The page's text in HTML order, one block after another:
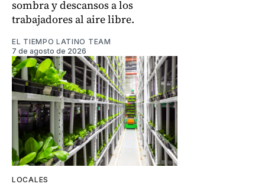
sombra y descansos a los
trabajadores al aire libre.
EL TIEMPO LATINO TEAM
7 de agosto de 2026
LOCALES